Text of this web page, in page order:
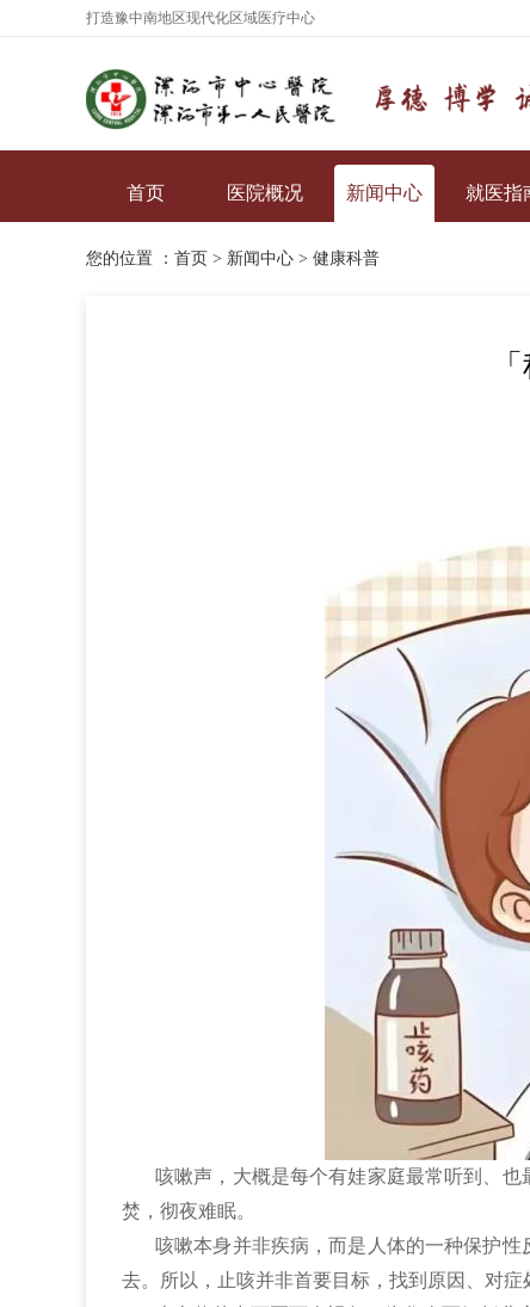
打造豫中南地区现代化区域医疗中心
首页 医院概况 新闻中心 就医指
您的位置 ： 首页 > 新闻中心 > 健康科普
咳嗽声，大概是每个有娃家庭最常听到、
焚，彻夜难眠。
咳嗽本身并非疾病，而是人体的一种保护
去。所以，止咳并非首要目标，找到原因、对症